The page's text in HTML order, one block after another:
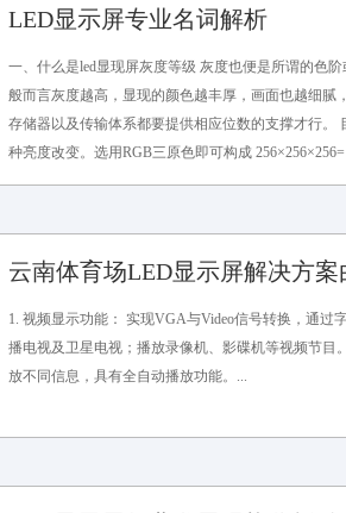
LED显示屏专业名词解析
一、什么是led显现屏灰度等级 灰度也便是所谓的色
般而言灰度越高，显现的颜色越丰厚，画面也越细
存储器以及传输体系都要提供相应位数的支撑才行。
种亮度改变。选用RGB三原色即可构成
度，RGB三原色可构成10.7亿色。...
云南体育场LED显示屏解决方
1. 视频显示功能： 实现VGA与Video信号转换，通
播电视及卫星电视；播放录像机、影碟机等视频节目
放不同信息，具有全自动播放功能。...